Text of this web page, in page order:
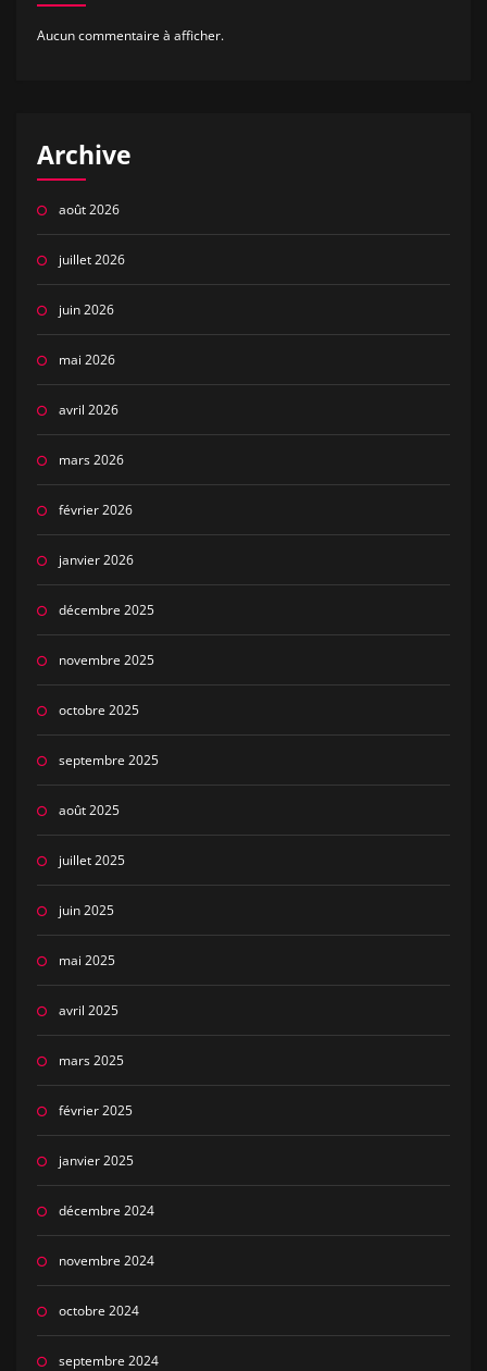
Aucun commentaire à afficher.
Archive
août 2026
juillet 2026
juin 2026
mai 2026
avril 2026
mars 2026
février 2026
janvier 2026
décembre 2025
novembre 2025
octobre 2025
septembre 2025
août 2025
juillet 2025
juin 2025
mai 2025
avril 2025
mars 2025
février 2025
janvier 2025
décembre 2024
novembre 2024
octobre 2024
septembre 2024